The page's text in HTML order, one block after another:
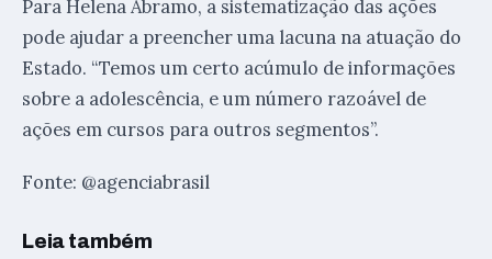
Para Helena Abramo, a sistematização das ações
pode ajudar a preencher uma lacuna na atuação do
Estado. “Temos um certo acúmulo de informações
sobre a adolescência, e um número razoável de
ações em cursos para outros segmentos”.
Fonte: @agenciabrasil
Leia também